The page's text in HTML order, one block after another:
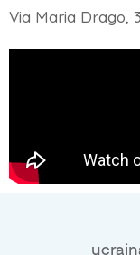
Via Maria Drago,